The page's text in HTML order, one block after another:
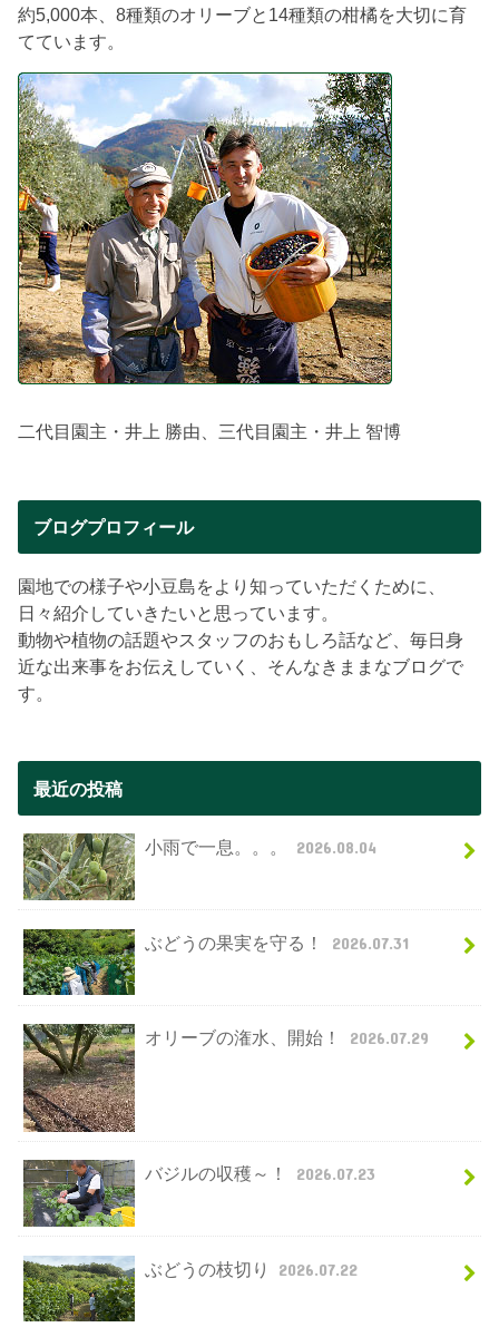
約5,000本、8種類のオリーブと14種類の柑橘を大切に育
てています。
二代目園主・井上 勝由、三代目園主・井上 智博
ブログプロフィール
園地での様子や小豆島をより知っていただくために、
日々紹介していきたいと思っています。
動物や植物の話題やスタッフのおもしろ話など、毎日身
近な出来事をお伝えしていく、そんなきままなブログで
す。
最近の投稿
小雨で一息。。。 2026.08.04
ぶどうの果実を守る！ 2026.07.31
オリーブの潅水、開始！ 2026.07.29
バジルの収穫～！ 2026.07.23
ぶどうの枝切り 2026.07.22